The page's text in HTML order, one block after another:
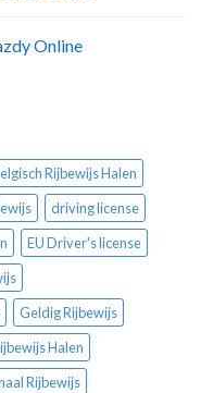
Online
Rijbewijs Halen
driving license
EU Driver's license
Geldig Rijbewijs
Halen
Rijbewijs